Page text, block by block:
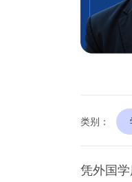
类别：
凭外国